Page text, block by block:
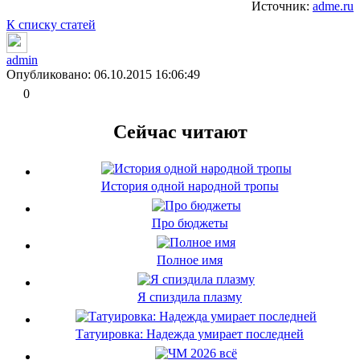
Источник: adme.ru
К списку статей
admin
Опубликовано: 06.10.2015 16:06:49
0
Сейчас читают
История одной народной тропы
Про бюджеты
Полное имя
Я спиздила плазму
Татуировка: Надежда умирает последней